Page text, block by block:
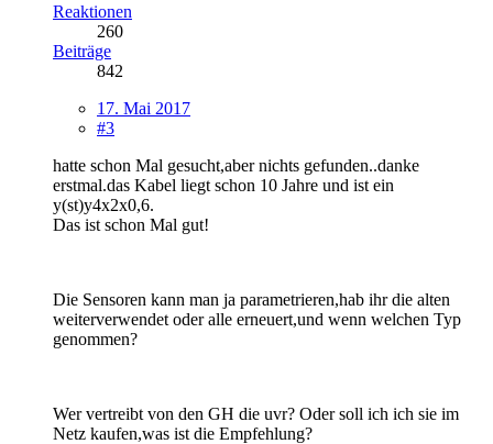
Reaktionen
260
Beiträge
842
17. Mai 2017
#3
hatte schon Mal gesucht,aber nichts gefunden..danke
erstmal.das Kabel liegt schon 10 Jahre und ist ein
y(st)y4x2x0,6.
Das ist schon Mal gut!
Die Sensoren kann man ja parametrieren,hab ihr die alten
weiterverwendet oder alle erneuert,und wenn welchen Typ
genommen?
Wer vertreibt von den GH die uvr? Oder soll ich ich sie im
Netz kaufen,was ist die Empfehlung?